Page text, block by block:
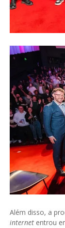
Além disso, a
internet entrou